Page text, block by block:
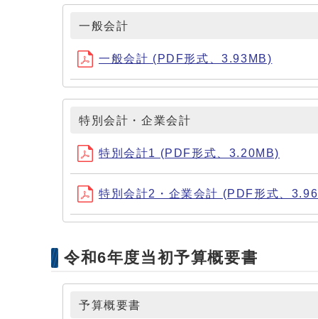
一般会計
一般会計 (PDF形式、3.93MB)
特別会計・企業会計
特別会計1 (PDF形式、3.20MB)
特別会計2・企業会計 (PDF形式、
令和6年度当初予算概要書
予算概要書